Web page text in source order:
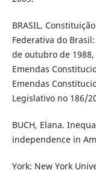
BRASIL.
Federativa do
de outubro de
Emendas
Emendas
Legislativo no 186/
BUCH, Elana.
independence in
York: New York